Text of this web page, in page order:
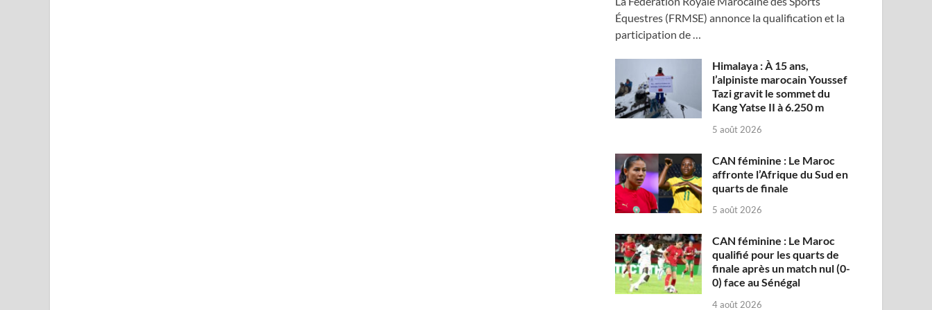
Équestres (FRMSE) annonce la qualification et la
participation de …
Himalaya : À 15 ans,
l’alpiniste marocain Youssef
Tazi gravit le sommet du
Kang Yatse II à 6.250 m
5 août 2026
CAN féminine : Le Maroc
affronte l’Afrique du Sud en
quarts de finale
5 août 2026
CAN féminine : Le Maroc
qualifié pour les quarts de
finale après un match nul (0-
0) face au Sénégal
4 août 2026